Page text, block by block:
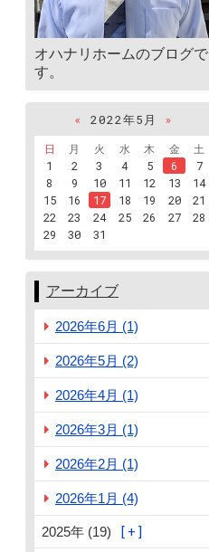
オハナリホームのブログで
す。
« 2022年5月
»
日
月 火 水 木 金
土
1
2 3 4 5 6
7
8
9 10 11 12 13
14
15
16 17 18 19 20
21
22
23 24 25 26 27
28
29
30 31
アーカイブ
2026年6月 (1)
2026年5月 (2)
2026年4月 (1)
2026年3月 (1)
2026年2月 (1)
2026年1月 (4)
2025年 (19)